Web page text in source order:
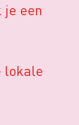
je een
lokale